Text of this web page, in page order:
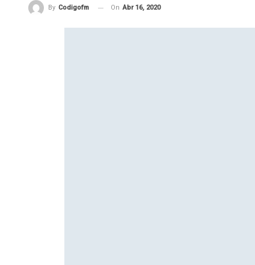
By Codigofm On Abr 16, 2020